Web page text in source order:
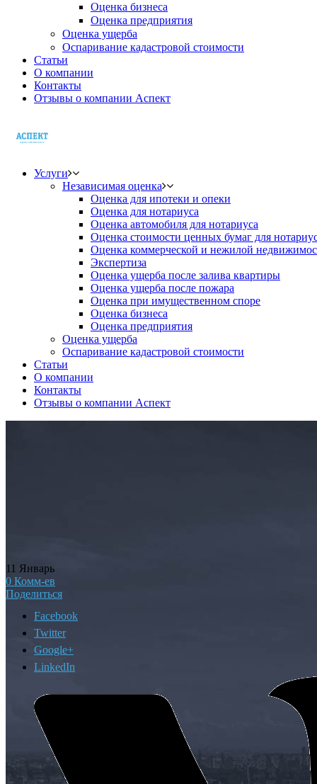
Оценка бизнеса
Оценка предприятия
Оценка ущерба
Оспаривание кадастровой стоимости
Статьи
О компании
Контакты
Отзывы о компании Аспект
Услуги
Независимая оценка
Оценка для ипотеки и опеки
Оценка для нотариуса
Оценка автомобиля для нотариуса
Оценка стоимости ценных бумаг для
Оценка коммерческой и нежилой
Экспертиза
Оценка ущерба после залива квартиры
Оценка ущерба после пожара
Оценка при имущественном споре
Оценка бизнеса
Оценка предприятия
Оценка ущерба
Оспаривание кадастровой стоимости
Статьи
О компании
Контакты
Отзывы о компании Аспект
11 Январь
0 Комм-ев
Поделиться
Facebook
Twitter
Google+
LinkedIn